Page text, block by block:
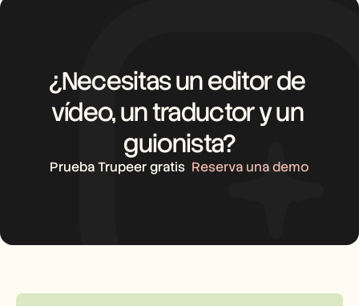
¿Necesitas un editor de
vídeo, un traductor y un
guionista?
Prueba Trupeer gratis Reserva una demo